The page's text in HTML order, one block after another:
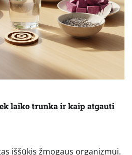
laiko trunka ir kaip atgauti
iššūkis žmogaus organizmui.